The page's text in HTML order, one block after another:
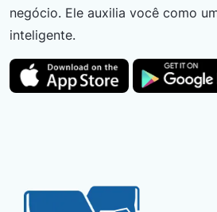
negócio. Ele auxilia você como
inteligente.